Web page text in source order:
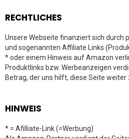
RECHTLICHES
Unsere Webseite finanziert sich durch
und sogenannten Affiliate Links
* oder einem Hinweis auf Amazon
Produktlinks bzw. Werbeanzeigen
Betrag, der uns hilft, diese Seite weiter
HINWEIS
* = Afilliate-Link (=Werbung)